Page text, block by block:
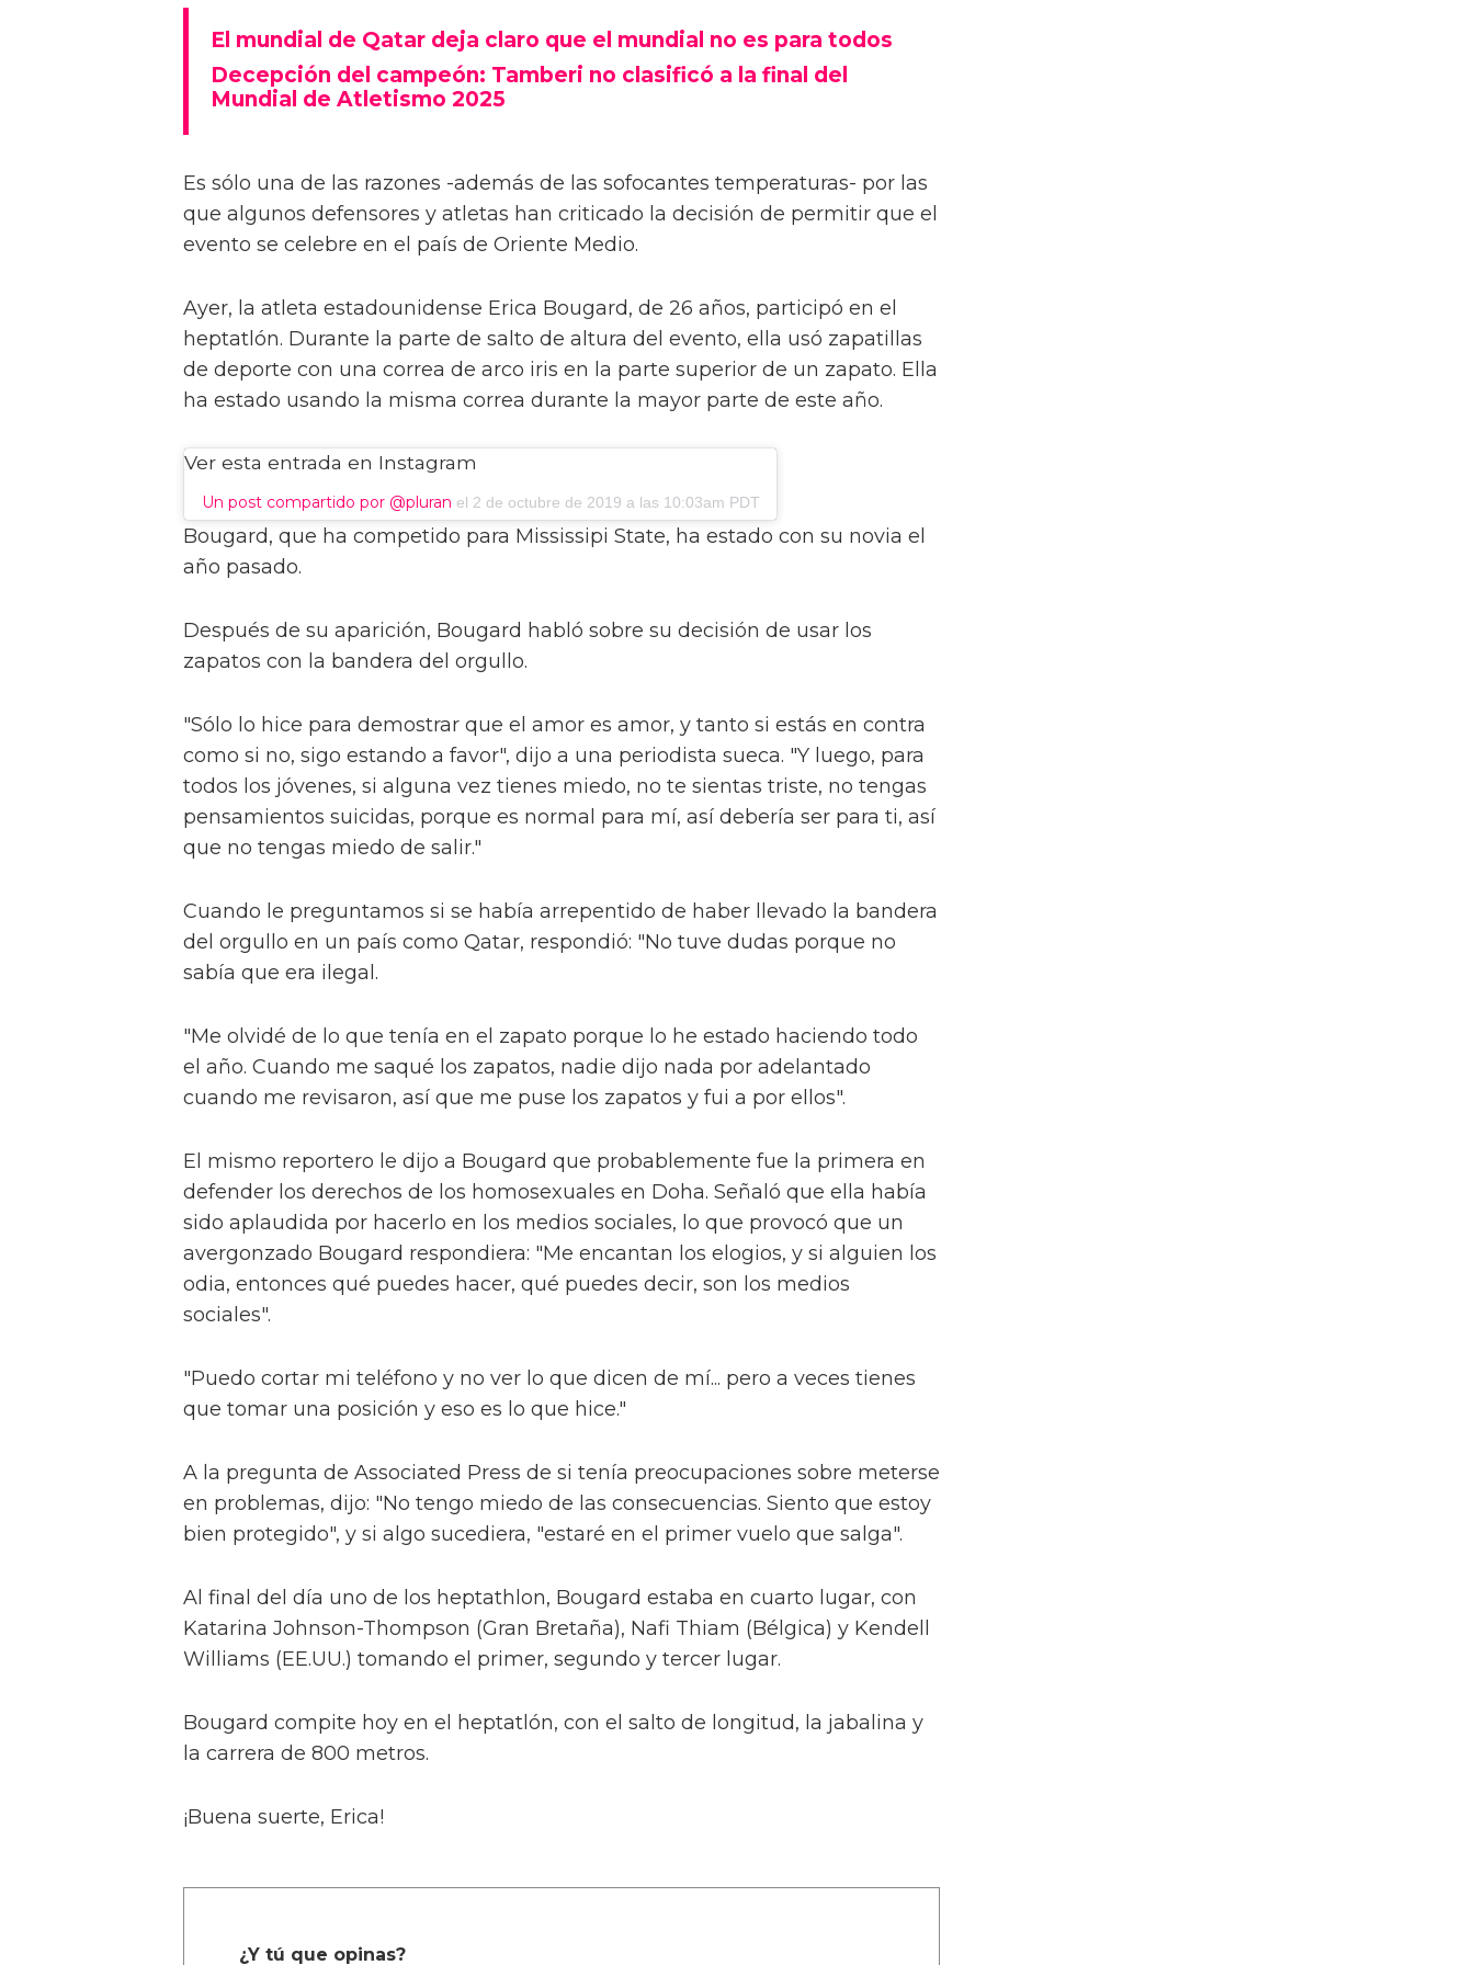
El mundial de Qatar deja claro que el mundial no es para todos
Decepción del campeón: Tamberi no clasificó a la final del
Mundial de Atletismo 2025
Es sólo una de las razones -además de las sofocantes temperaturas- por las
que algunos defensores y atletas han criticado la decisión de permitir que el
evento se celebre en el país de Oriente Medio.
Ayer, la atleta estadounidense Erica Bougard, de 26 años, participó en el
heptatlón. Durante la parte de salto de altura del evento, ella usó zapatillas
de deporte con una correa de arco iris en la parte superior de un zapato. Ella
ha estado usando la misma correa durante la mayor parte de este año.
Ver esta entrada en Instagram
Un post compartido por @pluran el 2 de octubre de 2019 a las 10:03am PDT
Bougard, que ha competido para Mississipi State, ha estado con su novia el
año pasado.
Después de su aparición, Bougard habló sobre su decisión de usar los
zapatos con la bandera del orgullo.
"Sólo lo hice para demostrar que el amor es amor, y tanto si estás en contra
como si no, sigo estando a favor", dijo a una periodista sueca. "Y luego, para
todos los jóvenes, si alguna vez tienes miedo, no te sientas triste, no tengas
pensamientos suicidas, porque es normal para mí, así debería ser para ti, así
que no tengas miedo de salir."
Cuando le preguntamos si se había arrepentido de haber llevado la bandera
del orgullo en un país como Qatar, respondió: "No tuve dudas porque no
sabía que era ilegal.
"Me olvidé de lo que tenía en el zapato porque lo he estado haciendo todo
el año. Cuando me saqué los zapatos, nadie dijo nada por adelantado
cuando me revisaron, así que me puse los zapatos y fui a por ellos".
El mismo reportero le dijo a Bougard que probablemente fue la primera en
defender los derechos de los homosexuales en Doha. Señaló que ella había
sido aplaudida por hacerlo en los medios sociales, lo que provocó que un
avergonzado Bougard respondiera: "Me encantan los elogios, y si alguien los
odia, entonces qué puedes hacer, qué puedes decir, son los medios
sociales".
"Puedo cortar mi teléfono y no ver lo que dicen de mí... pero a veces tienes
que tomar una posición y eso es lo que hice."
A la pregunta de Associated Press de si tenía preocupaciones sobre meterse
en problemas, dijo: "No tengo miedo de las consecuencias. Siento que estoy
bien protegido", y si algo sucediera, "estaré en el primer vuelo que salga".
Al final del día uno de los heptathlon, Bougard estaba en cuarto lugar, con
Katarina Johnson-Thompson (Gran Bretaña), Nafi Thiam (Bélgica) y Kendell
Williams (EE.UU.) tomando el primer, segundo y tercer lugar.
Bougard compite hoy en el heptatlón, con el salto de longitud, la jabalina y
la carrera de 800 metros.
¡Buena suerte, Erica!
¿Y tú que opinas?